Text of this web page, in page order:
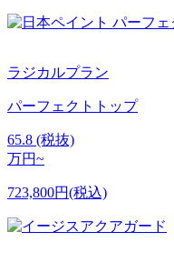
ラジカルプラン
パーフェクトトップ
65.8 (税抜)
万円~
723,800円(税込)